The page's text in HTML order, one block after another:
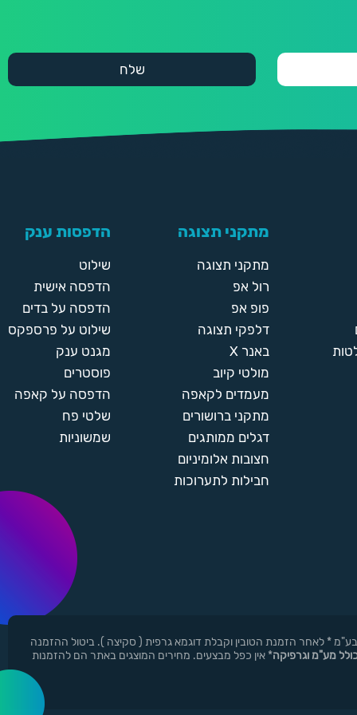
מתקני תצוגה
מתקני תצוגה
רול אפ
פופ אפ
דלפקי תצוגה
באנר X
מולטי קיוב
מעמדים לקאפה
מתקני ברושורים
דגלים ממותגים
חצובות אלומיניום
חבילות לתערוכות
הדפסות ענק
שילוט
הדפסה אישית
הדפסה על בדים
שילוט על פרספקס
מגנט ענק
פוסטרים
הדפסה על קאפה
שלטי פח
שמשוניות
ר.י.ד בע"מ * לאחר הזמנת הטובין וקבלת דוגמא גרפית ( סקיצה ). ביטול ההזמנה
מע"מ וגרפיקה* אין כפל מבצעים. מחירים המוצגים באתר הם להזמנות